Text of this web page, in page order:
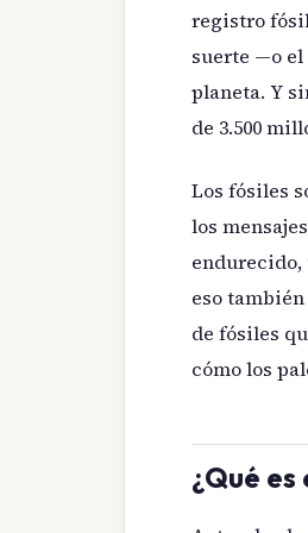
registro
suerte —o
planeta. Y
de 3.500
Los fósiles
los
endurecido,
eso
de fósiles
cómo los
¿Qué